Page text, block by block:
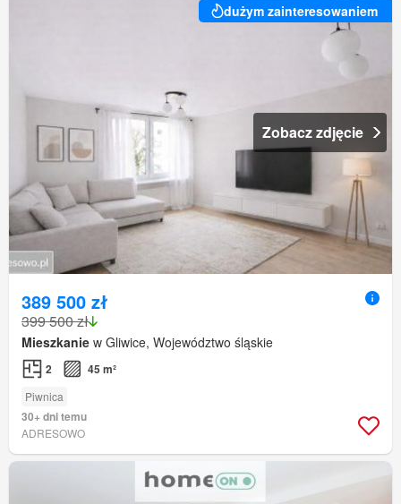
dużym zainteresowaniem
Zobacz zdjęcie
389 500 zł
399 500 zł
Mieszkanie w Gliwice, Województwo śląskie
2 45 m²
Piwnica
30+ dni temu
ADRESOWO